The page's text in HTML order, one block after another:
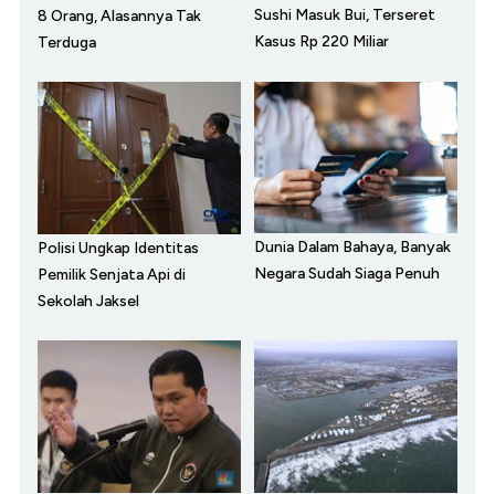
8 Orang, Alasannya Tak
Terduga
Sushi Masuk Bui, Terseret
Kasus Rp 220 Miliar
Polisi Ungkap Identitas
Pemilik Senjata Api di
Sekolah Jaksel
Dunia Dalam Bahaya, Banyak
Negara Sudah Siaga Penuh